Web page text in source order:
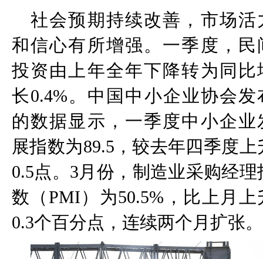
社会预期持续改善，市场活
和信心有所增强。一季度，民
投资由上年全年下降转为同比
长0.4%。中国中小企业协会发
的数据显示，一季度中小企业
展指数为89.5 ，较去年四季度上
0.5点。 3 月份，制造业采购经理
数（PMI）为50.5% ，比上月上
0.3个百分点，连续两个月扩张。